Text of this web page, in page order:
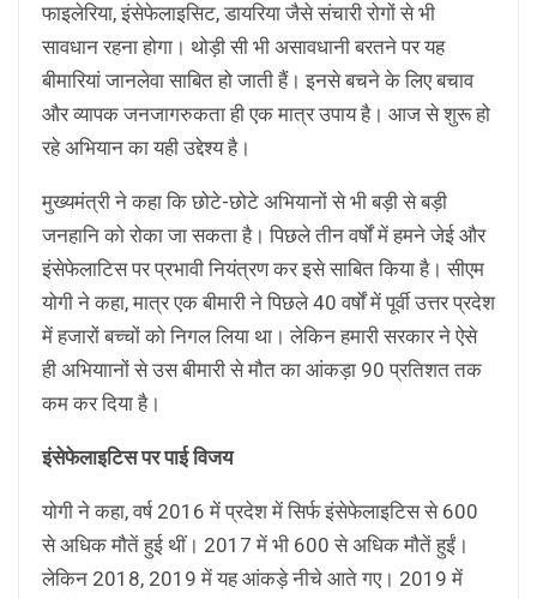
फाइलेरिया, इंसेफेलाइसिट, डायरिया जैसे संचारी रोगों से भी
सावधान रहना होगा। थोड़ी सी भी असावधानी बरतने पर यह
बीमारियां जानलेवा साबित हो जाती हैं। इनसे बचने के लिए बचाव
और व्यापक जनजागरुकता ही एक मात्र उपाय है। आज से शुरू हो
रहे अभियान का यही उद्देश्य है।
मुख्यमंत्री ने कहा कि छोटे-छोटे अभियानों से भी बड़ी से बड़ी
जनहानि को रोका जा सकता है। पिछले तीन वर्षों में हमने जेई और
इंसेफेलाटिस पर प्रभावी नियंत्रण कर इसे साबित किया है। सीएम
योगी ने कहा, मात्र एक बीमारी ने पिछले 40 वर्षों में पूर्वी उत्तर प्रदेश
में हजारों बच्चों को निगल लिया था। लेकिन हमारी सरकार ने ऐसे
ही अभियाानों से उस बीमारी से मौत का आंकड़ा 90 प्रतिशत तक
कम कर दिया है।
इंसेफेलाइटिस पर पाई विजय
योगी ने कहा, वर्ष 2016 में प्रदेश में सिर्फ इंसेफेलाइटिस से 600
से अधिक मौतें हुई थीं। 2017 में भी 600 से अधिक मौतें हुईं।
लेकिन 2018, 2019 में यह आंकड़े नीचे आते गए। 2019 में